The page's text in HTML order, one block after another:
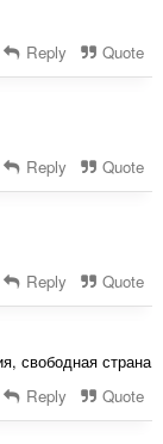
Reply Quote
Reply Quote
Reply Quote
свободная страна
Reply Quote